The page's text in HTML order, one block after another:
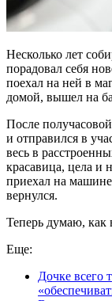
Несколько лет
порадовал себя
поехал на ней в
домой, вышел на
После
и отправился в
весь в
красавица, цела и
приехал на
вернулся.
Теперь думаю, как
Еще:
Дочке всего